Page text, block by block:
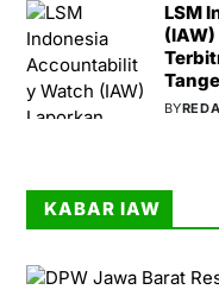
LSM
BY
KABAR IAW